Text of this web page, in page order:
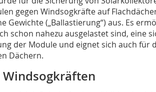
gegen Windsogkräfte auf
Gewichte („Ballastierung“) aus. Es
schon nahezu ausgelastet sind, eine
der Module und eignet sich auch für
Dächern.